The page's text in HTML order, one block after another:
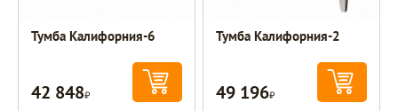
Тумба Калифорния-6
42 848Р
Тумба Калифорния-2
49 196Р